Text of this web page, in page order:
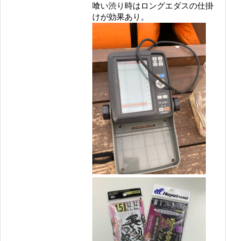
喰い渋り時はロングエダスの仕掛
けが効果あり。